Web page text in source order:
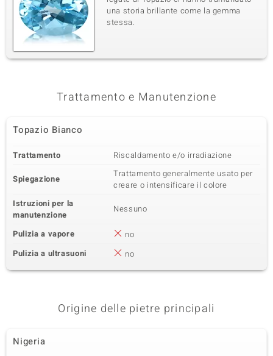
Montatura
Incastonatura a griffe
Origine
Quarta pietra preziosa
Montatura
una storia brillante come la gemma
stessa.
Trattamento e Manutenzione
Topazio Bianco
Trattamento Riscaldamento e/o irradiazione
Spiegazione
Trattamento generalmente usato per
creare o intensificare il colore
Istruzioni per la
manutenzione
Nessuno
Pulizia a vapore
no
Pulizia a ultrasuoni
no
Origine delle pietre principali
Nigeria